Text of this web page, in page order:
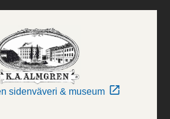
sidenväveri & museum